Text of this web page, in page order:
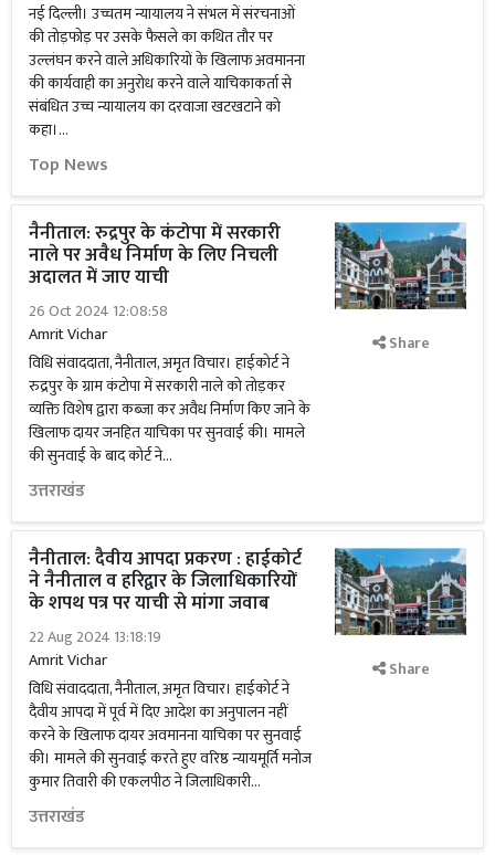
नई दिल्ली। उच्चतम न्यायालय ने संभल में संरचनाओं
की तोड़फोड़ पर उसके फैसले का कथित तौर पर
उल्लंघन करने वाले अधिकारियों के खिलाफ अवमानना
की कार्यवाही का अनुरोध करने वाले याचिकाकर्ता से
संबंधित उच्च न्यायालय का दरवाजा खटखटाने को
कहा।...
Top News
नैनीताल: रुद्रपुर के कंटोपा में सरकारी
नाले पर अवैध निर्माण के लिए निचली
अदालत में जाए याची
26 Oct 2024 12:08:58
Amrit Vichar
विधि संवाददाता, नैनीताल, अमृत विचार। हाईकोर्ट ने
रुद्रपुर के ग्राम कंटोपा में सरकारी नाले को तोड़कर
व्यक्ति विशेष द्वारा कब्जा कर अवैध निर्माण किए जाने के
खिलाफ दायर जनहित याचिका पर सुनवाई की। मामले
की सुनवाई के बाद कोर्ट ने...
उत्तराखंड
Share
नैनीताल: दैवीय आपदा प्रकरण : हाईकोर्ट
ने नैनीताल व हरिद्वार के जिलाधिकारियों
के शपथ पत्र पर याची से मांगा जवाब
22 Aug 2024 13:18:19
Amrit Vichar
विधि संवाददाता, नैनीताल, अमृत विचार। हाईकोर्ट ने
दैवीय आपदा में पूर्व में दिए आदेश का अनुपालन नहीं
करने के खिलाफ दायर अवमानना याचिका पर सुनवाई
की। मामले की सुनवाई करते हुए वरिष्ठ न्यायमूर्ति मनोज
कुमार तिवारी की एकलपीठ ने जिलाधिकारी...
उत्तराखंड
Share